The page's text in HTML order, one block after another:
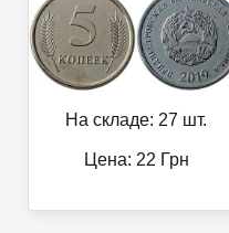
На складе: 27 шт.
Цена: 22 Грн